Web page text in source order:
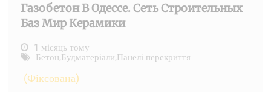
Газобетон В Одессе. Сеть Строительных
Баз Мир Керамики
1 місяць тому
Бетон,Будматеріали,Панелі перекриття
(Фіксована)